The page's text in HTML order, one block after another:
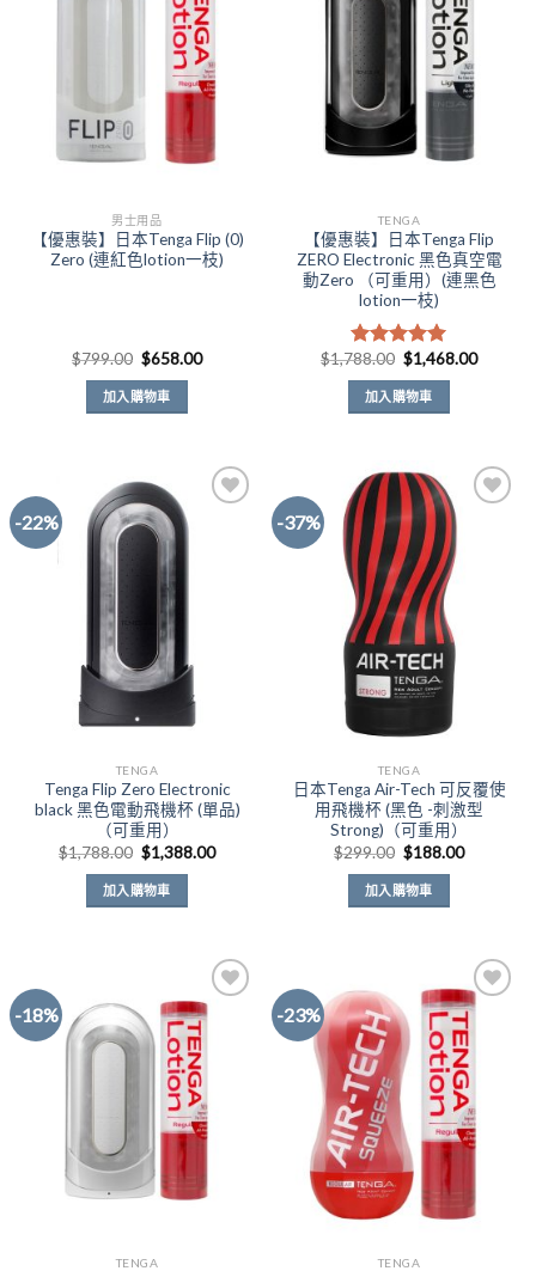
Add to
Wishlist
男士用品
【優惠裝】日本Tenga Flip (0)
Zero (連紅色lotion一枝)
$799.00 原
始
價
格：
$799.00。
$658.00目
加入購物車
Add to
Wishlist
TENGA
【優惠裝】日本Tenga Flip
ZERO Electronic 黑色真空電
動Zero （可重用）(連黑色
lotion一枝)
評分 5.00
滿分 5
$1,788.00 原
始
價
格：
$1,788.00。
$1,468.00目
加入購物車
-22%
TENGA
Tenga Flip Zero Electronic
black 黑色電動飛機杯 (單品)
（可重用）
$1,788.00 原
始
價
格：
$1,788.00。
$1,388.00目
加入購物車
-37%
TENGA
日本Tenga Air-Tech 可反覆使
用飛機杯 (黑色 -刺激型
Strong)（可重用）
$299.00 原
始
價
格：
$299.00。
$188.00目
加入購物車
-18%
Add to
Wishlist
TENGA
-23%
Add to
Wishlist
TENGA